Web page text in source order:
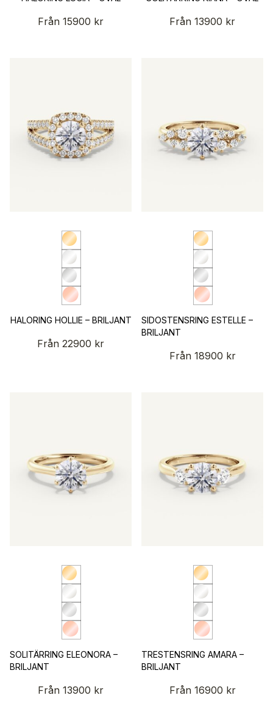
Från 15900 kr Från 13900 kr
HALORING HOLLIE – BRILJANT
Från 22900 kr
SIDOSTENSRING ESTELLE –
BRILJANT
Från 18900 kr
SOLITÄRRING ELEONORA –
BRILJANT
Från 13900 kr
TRESTENSRING AMARA –
BRILJANT
Från 16900 kr